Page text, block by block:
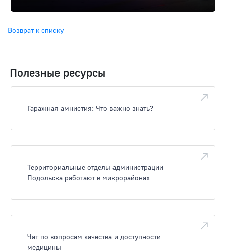
Возврат к списку
Полезные ресурсы
Гаражная амнистия: Что важно знать?
Территориальные отделы администрации
Подольска работают в микрорайонах
Чат по вопросам качества и доступности
медицины